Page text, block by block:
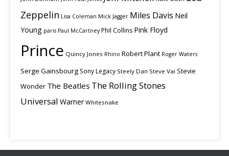
Zeppelin Lisa Coleman Mick Jagger Miles Davis Neil
Young paris Paul McCartney Phil Collins Pink Floyd
Prince Quincy Jones Rhino Robert Plant Roger Waters
Serge Gainsbourg Sony Legacy Steely Dan Steve Vai Stevie
Wonder The Beatles The Rolling Stones
Universal Warner Whitesnake